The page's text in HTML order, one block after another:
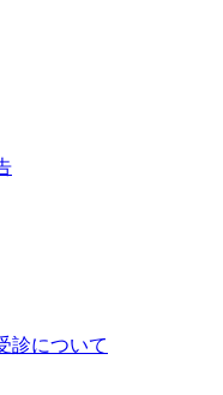
診について